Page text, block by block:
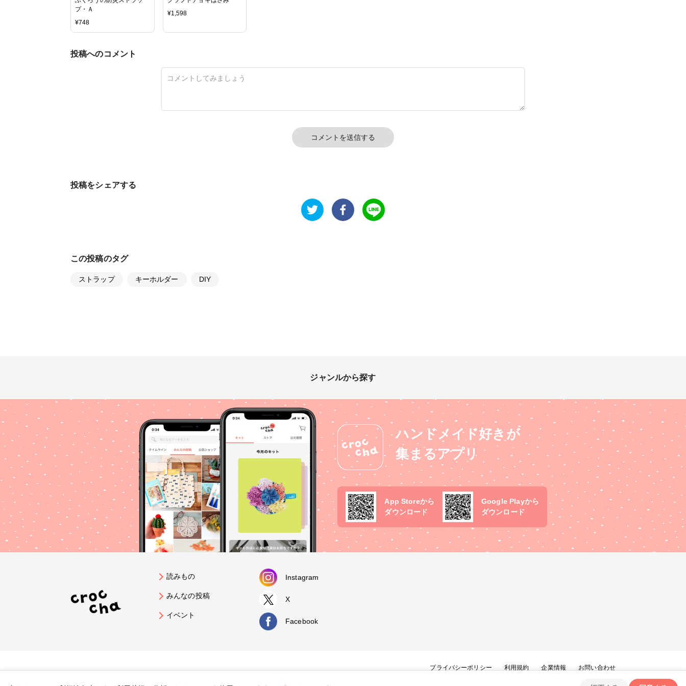
プ・Ａ
¥748
¥1,598
投稿へのコメント
コメントを送信する
投稿をシェアする
この投稿のタグ
ストラップ キーホルダー DIY
ジャンルから探す
ハンドメイド好きが
集まるアプリ
App Storeから
ダウンロード
Google Playから
ダウンロード
読みもの
みんなの投稿
イベント
Instagram
X
Facebook
プライバシーポリシー 利用規約 企業情報 お問い合わせ